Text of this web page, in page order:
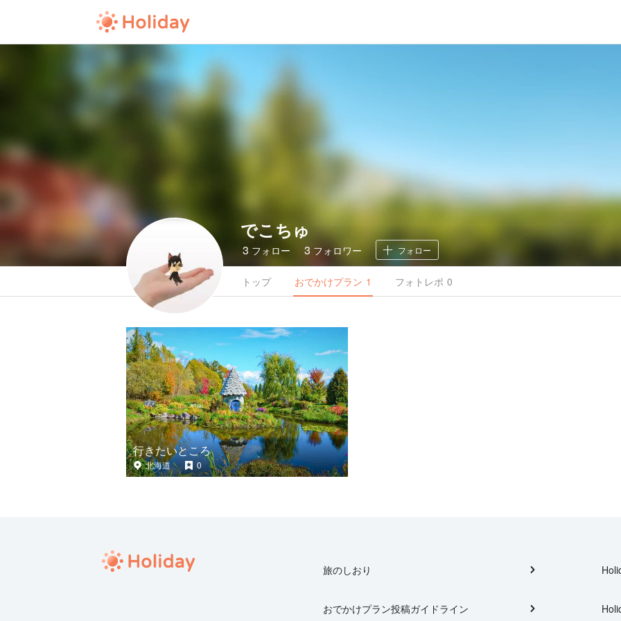
でこちゅ
3 フォロー 3 フォロワー フォロー
トップ おでかけプラン 1 フォトレポ 0
行きたいところ
北海道 0
旅のしおり
おでかけプラン投稿ガイドライン